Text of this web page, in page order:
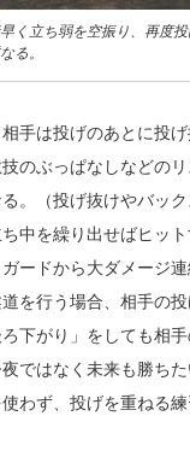
く立ち弱を空振り、再度
る。
手は投げのあとに投げ
のぶっぱなしなどの
。（投げ抜けやバッ
中を繰り出せばヒッ
ードから大ダメージ連
を行う場合、相手の
下がり」をしても相
ではなく未来も勝ち
わず、投げを重ねる練